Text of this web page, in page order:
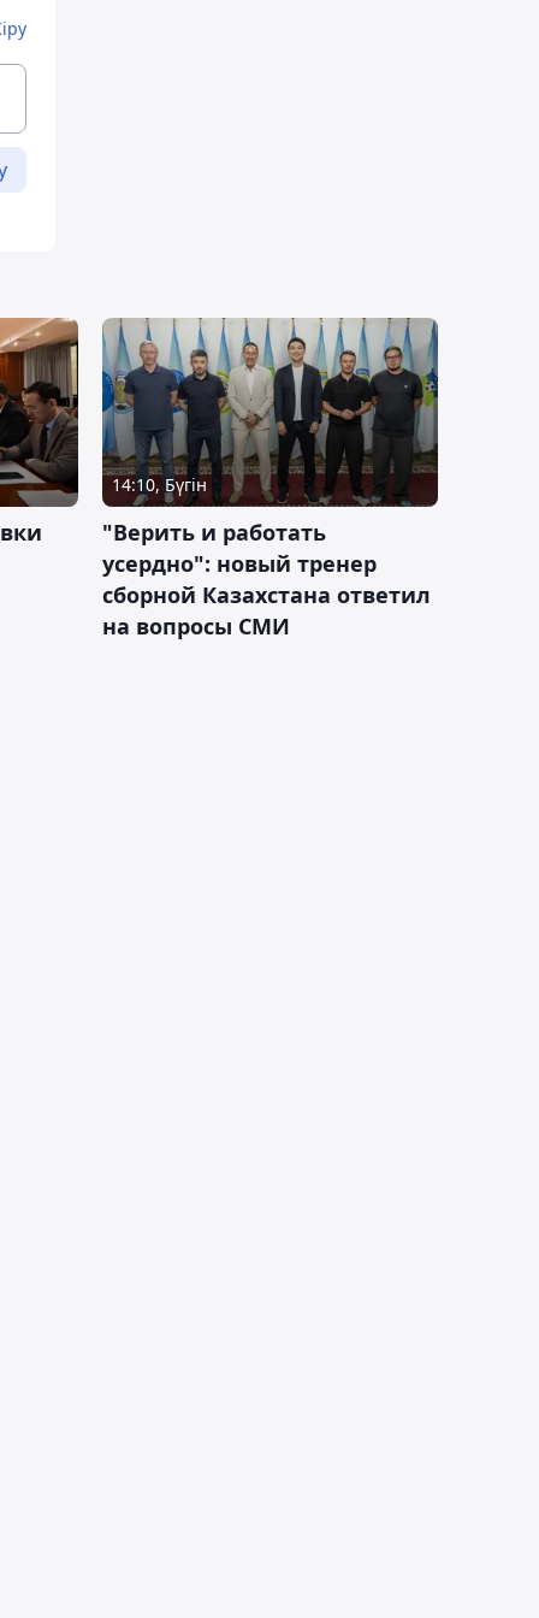
14:10, Бүгін
"Верить и работать
усердно": новый тренер
сборной Казахстана ответил
на вопросы СМИ